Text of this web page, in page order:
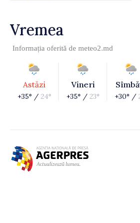
Vremea
Informația oferită de meteo2.md
Astăzi
+35° / 24°
Vineri
+35° / 23° +30° /